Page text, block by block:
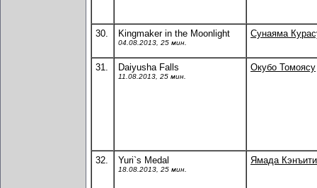
30. Kingmaker in the Moonlight
04.08.2013, 25 мин.
Сунаяма
31. Daiyusha Falls
11.08.2013, 25 мин.
Окубо Томоясу
32. Yuri`s Medal
18.08.2013, 25 мин.
Ямада Кэнъити